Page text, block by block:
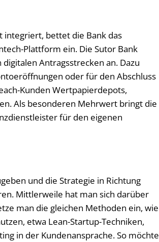
integriert, bettet die Bank das
Plattform ein. Die Sutor Bank
Antragsstrecken an. Dazu
oder für den Abschluss
Kunden Wertpapierdepots,
Als besonderen Mehrwert bringt die
für den eigenen
und die Strategie in Richtung
Mittlerweile hat man sich darüber
man die gleichen Methoden ein, wie
etwa Lean-Startup-Techniken,
in der Kundenansprache. So möchte